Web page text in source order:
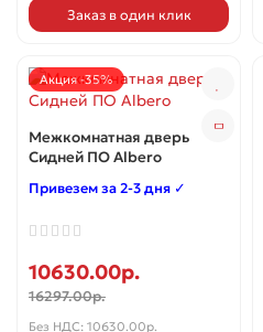
Заказ в один клик
Акция -35%
Межкомнатная дверь
Сидней ПО Albero
Привезем за 2-3 дня ✓
10630.00р.
16297.00р.
Без НДС: 10630.00р.